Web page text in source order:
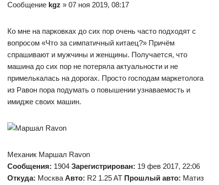
Сообщение kgz » 07 ноя 2019, 08:17
Ко мне на парковках до сих пор очень часто подходят с
вопросом «Что за симпатичный китаец?» Причём
спрашивают и мужчины и женщины. Получается, что
машина до сих пор не потеряла актуальности и не
примелькалась на дорогах. Просто господам маркетолога
из Равон пора подумать о повышении узнаваемость и
имидже своих машин.
Механик Маршал Ravon
Сообщения: 1904 Зарегистрирован: 19 фев 2017, 22:06
Откуда: Москва Авто: R2 1.25 AT Прошлый авто: Матиз